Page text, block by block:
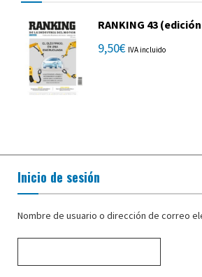
RANKING 43
9,50€ IVA incluido
Inicio de sesión
Nombre de usuario o dirección de correo